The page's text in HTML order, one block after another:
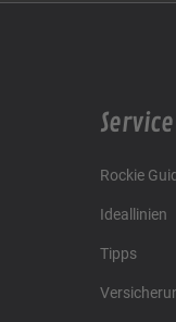
Service
Rockie
Ideallinien
Tipps